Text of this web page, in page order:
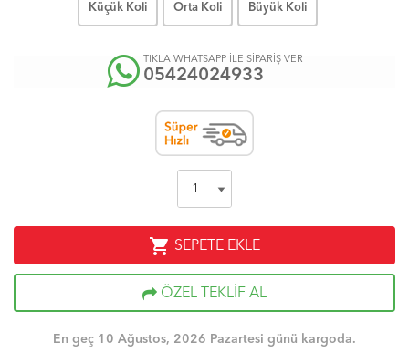
Küçük Koli Orta Koli Büyük Koli
TIKLA WHATSAPP İLE SİPARİŞ VER
05424024933
shopping_cart SEPETE EKLE
ÖZEL TEKLİF AL
En geç 10 Ağustos, 2026 Pazartesi günü kargoda.